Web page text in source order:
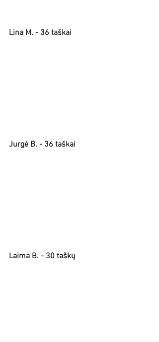
Lina M. - 36 taškai
Jurgė B. - 36 taškai
Laima B. - 30 taškų